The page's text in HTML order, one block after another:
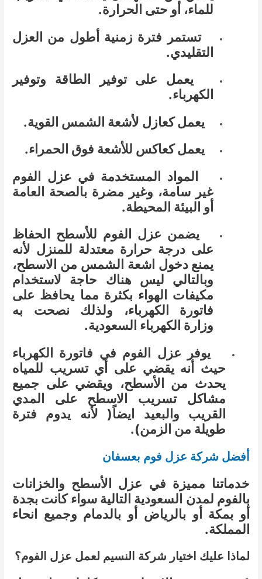
للماء، أو حتى الحرارة.
تستمر فترة زمنية أطول من العزل
التقليدي.
يعمل على توفير الطاقة وتوفير
الكهرباء.
يعمل كعازل لأشعة الشمس القوية.
يعمل كعاكس للأشعة فوق الحمراء.
المواد المستخدمة في عزل الفوم
غير سامة، وغير مضرة بالصحة العامة
أو البيئة المحيطة.
يضمن عزل الفوم للأسطح الحفاظ
على درجة حرارة معتدلة للمنزل لأنه
يمنع دخول اشعة الشمس من الاسطح،
وبالتالي ليس هناك حاجة لاستخدام
مكيفات الهواء بكثرة مما يحافظ على
فاتورة الكهرباء، ولذلك نصحت به
وزارة الكهرباء السعودية.
يوفر عزل الفوم في فاتورة الكهرباء
حيث أنه يقضي على أي تسريب للمياه
يحدث من الأسطح، ويقضي على جميع
مشاكل تسريب الاسطح على المدي
القريب والبعيد ايضاً( لأنه يدوم فترة
طويلة من الزمن).
أفضل شركة عزل فوم بعسفان
خدماتنا مميزة في عزل الأسطح والخزانات
بالفوم لمدن السعودية التالية سواء كانت بجدة
أو بمكة أو بالرياض أو بالدمام وجميع انحاء
المملكة.
لماذا عليك اختيار شركة النسيم لعمل عزل الفوم؟